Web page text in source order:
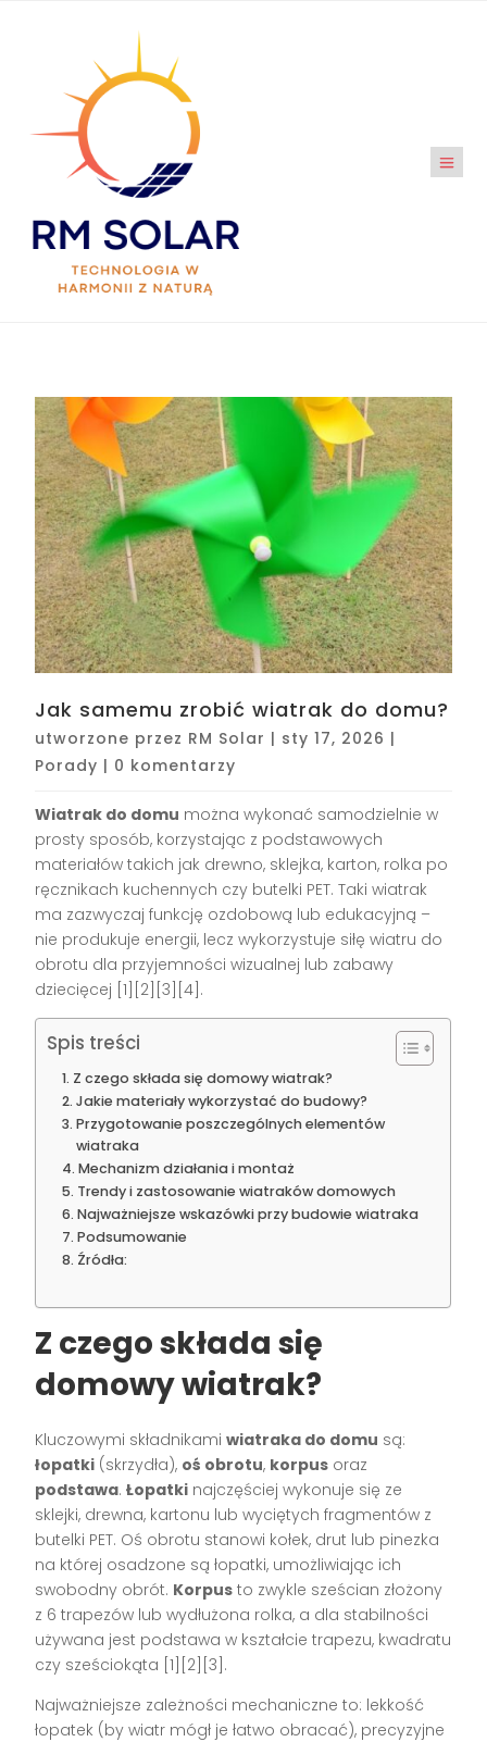
Jak samemu zrobić wiatrak do domu?
utworzone przez RM Solar | sty 17, 2026 |
Porady | 0 komentarzy
Wiatrak do domu można wykonać samodzielnie w
prosty sposób, korzystając z podstawowych
materiałów takich jak drewno, sklejka, karton, rolka po
ręcznikach kuchennych czy butelki PET. Taki wiatrak
ma zazwyczaj funkcję ozdobową lub edukacyjną –
nie produkuje energii, lecz wykorzystuje siłę wiatru do
obrotu dla przyjemności wizualnej lub zabawy
dziecięcej [1][2][3][4] .
Spis treści
Z czego składa się domowy wiatrak?
Jakie materiały wykorzystać do budowy?
Przygotowanie poszczególnych elementów
wiatraka
Mechanizm działania i montaż
Trendy i zastosowanie wiatraków domowych
Najważniejsze wskazówki przy budowie wiatraka
Podsumowanie
Źródła:
Z czego składa się
domowy wiatrak?
Kluczowymi składnikamiwiatraka do domu są:
łopatki (skrzydła), oś obrotu, korpus oraz
podstawa.Łopatki najczęściej wykonuje się ze
sklejki, drewna, kartonu lub wyciętych fragmentów z
butelki PET. Oś obrotu stanowi kołek, drut lub pinezka
na której osadzone są łopatki, umożliwiając ich
swobodny obrót. Korpus to zwykle sześcian złożony
z 6 trapezów lub wydłużona rolka, a dla stabilności
używana jest podstawa w kształcie trapezu, kwadratu
czy sześciokąta [1][2][3] .
Najważniejsze zależności mechaniczne to: lekkość
łopatek (by wiatr mógł je łatwo obracać), precyzyjne